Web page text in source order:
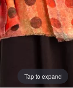
Tap to expand